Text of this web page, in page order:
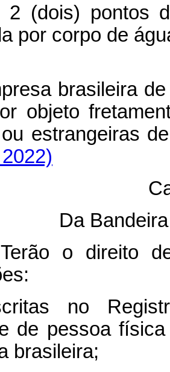
2 (dois) pontos
por corpo
brasileira
objeto
ou estrangeiras
Da
o direito
no
de pessoa
brasileira;